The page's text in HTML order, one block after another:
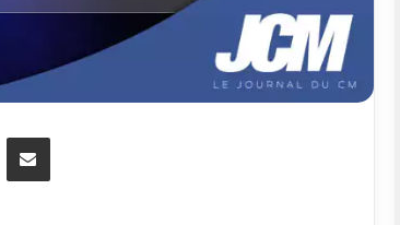
Partager par email